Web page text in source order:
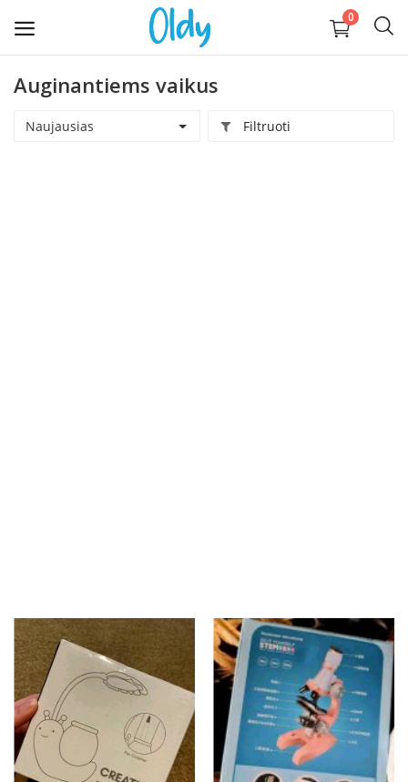
0
Įkelti
Prisijungti
Registruotis
Language
Lietuvių English
Auginantiems vaikus
Naujausias Filtruoti